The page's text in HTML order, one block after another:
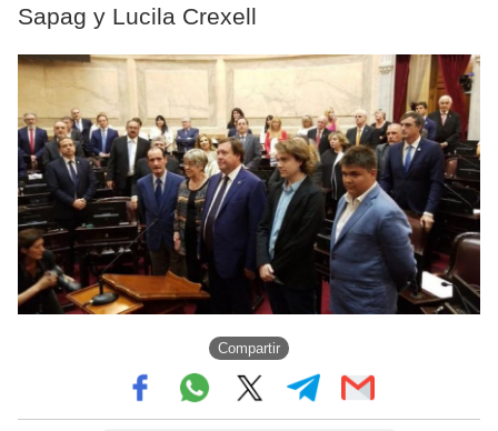
Sapag y Lucila Crexell
Compartir